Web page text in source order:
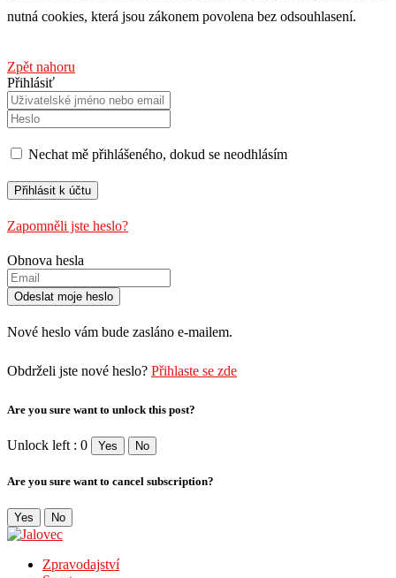
nutná cookies, která jsou zákonem povolena bez odsouhlasení.
Zpět nahoru
Přihlásiť
Nechat mě přihlášeného, ​​dokud se neodhlásím
Zapomněli jste heslo?
Obnova hesla
Nové heslo vám bude zasláno e-mailem.
Obdrželi jste nové heslo? Přihlaste se zde
Are you sure want to unlock this post?
Unlock left : 0 Yes No
Are you sure want to cancel subscription?
Yes No
Zpravodajství